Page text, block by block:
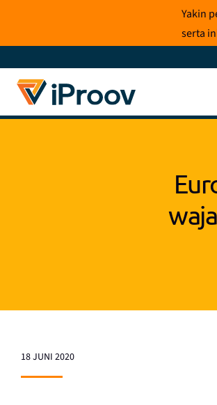
konten
Yakin
serta
18 JUNI 2020